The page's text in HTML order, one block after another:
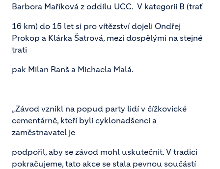
Barbora Maříková z oddílu UCC. V kategorii B (trať
16 km) do 15 let si pro vítězství dojeli Ondřej
Prokop a Klárka Šatrová, mezi dospělými na stejné
trati
pak Milan Ranš a Michaela Malá.
„Závod vznikl na popud party lidí v čížkovické
cementárně, kteří byli cyklonadšenci a
zaměstnavatel je
podpořil, aby se závod mohl uskutečnit. V tradici
pokračujeme, tato akce se stala pevnou součástí